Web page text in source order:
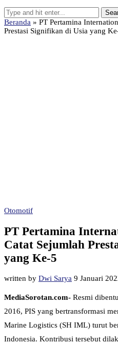
Beranda » PT Pertamina
Prestasi Signifikan di Usia yang
Otomotif
PT Pertamina
Catat Sejumlah
yang Ke-5
written by Dwi Sarya 9 Januari
MediaSorotan.com- Resmi
2016, PIS yang bertransformasi
Marine Logistics (SH IML) turut
Indonesia. Kontribusi tersebut